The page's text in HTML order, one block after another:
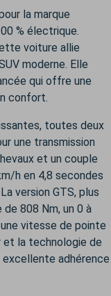
la marque
% électrique.
voiture allie
moderne. Elle
qui offre une
confort.
toutes deux
une transmission
et un couple
h en 4,8 secondes
version GTS, plus
808 Nm, un 0 à
vitesse de pointe
la technologie de
adhérence